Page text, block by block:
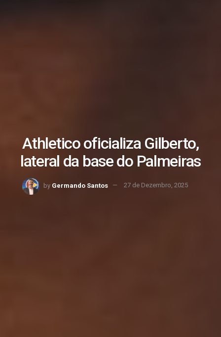
Athletico oficializa Gilberto,
lateral da base do Palmeiras
by Germando Santos 27 de Dezembro, 2025